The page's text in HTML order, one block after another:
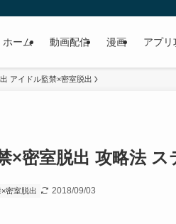
ホーム 動画配信 漫画 アプリ
アイドル監禁×密室脱出
×密室脱出 攻略法
密室脱出 2018/09/03